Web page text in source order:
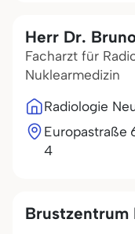
Herr Dr.
Facharzt für
Nuklearmedizin
Radiologie
Europastraße
4
Brustzentrum